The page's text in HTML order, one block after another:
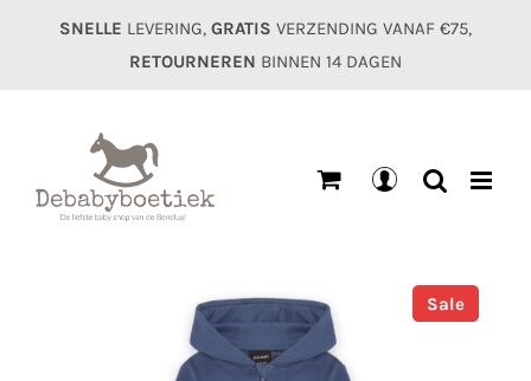
SNELLE LEVERING, GRATIS VERZENDING VANAF €75,
RETOURNEREN BINNEN 14 DAGEN
Sale